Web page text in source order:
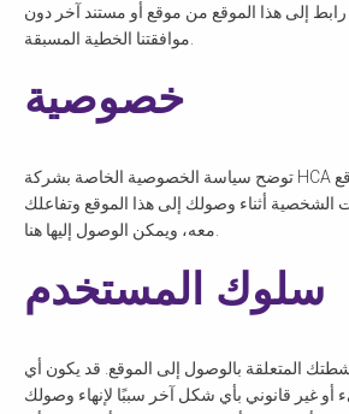
رابط إلى هذا الموقع من موقع أو مستند آخر دون
خصوصية
توضح سياسة الخصوصية الخاصة بشركة HCA المطبقة على هذا الموقع
الشخصية أثناء وصولك إلى هذا الموقع وتفاعلك
سلوك المستخدم
المتعلقة بالوصول إلى الموقع. قد يكون أي
أو غير قانوني بأي شكل آخر سببًا لإنهاء وصولك